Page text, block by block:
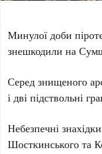
Минулої доби
знешкодили на
Серед знищеного
і дві підствольні
Небезпечні
Шосткинського та